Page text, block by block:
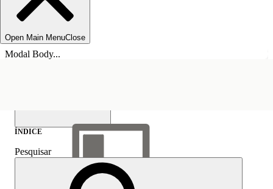
Open Main MenuClose
Modal Body...
ÍNDICE
Pesquisar